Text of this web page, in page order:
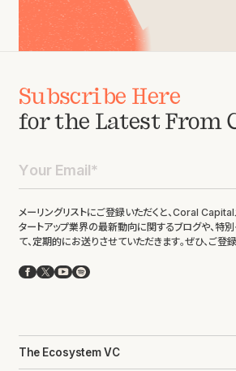
Subscribe Here
for the Latest From
メーリングリストにご登録いただくと、Coral
タートアップ業界の最新動向に関するブログや、特
て、定期的にお送りさせていただきます。ぜひ、ご登録
Facebook
X YouTube
Spotify
The Ecosystem VC